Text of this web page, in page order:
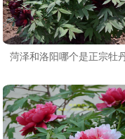
菏泽和洛阳哪个是正宗牡